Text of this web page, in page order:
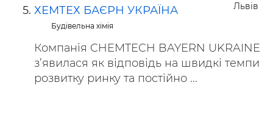
Львів
ХЕМТЕХ БАЄРН УКРАЇНА
Будівельна хімія
Компанія CHEMTECH BAYERN UKRAINE
з’явилася як відповідь на швидкі темпи
розвитку ринку та постійно ...